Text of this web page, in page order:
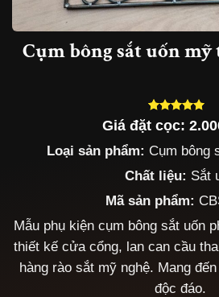
Cụm bông sắt uốn mỹ
5.00trên 5
dựa trên
5
đánh giá
Giá đặt cọc:
Loại sản phẩm: Cụm bông
Chất liệu: Sắt
Mã sản phẩm:
Mẫu phụ kiện cụm bông sắt uốn
thiết kế cửa cổng, lan can cầu
hàng rào sắt mỹ nghệ. Mang
độc đáo.